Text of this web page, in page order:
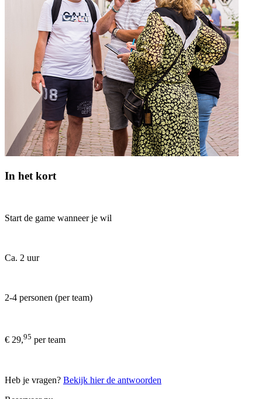
In het kort
Start de game wanneer je wil
Ca. 2 uur
2-4 personen (per team)
€ 29,95 per team
Heb je vragen? Bekijk hier de antwoorden